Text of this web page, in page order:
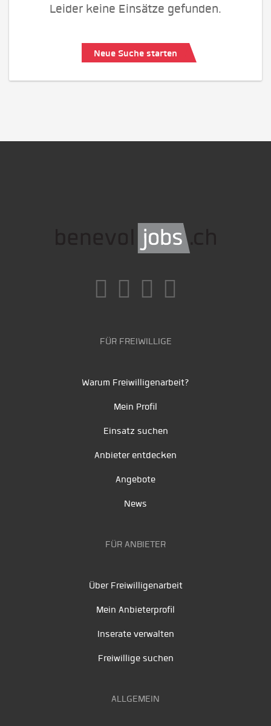
Leider keine Einsätze gefunden.
Neue Suche starten
FÜR FREIWILLIGE
Warum Freiwilligenarbeit?
Mein Profil
Einsatz suchen
Anbieter entdecken
Angebote
News
FÜR ANBIETER
Über Freiwilligenarbeit
Mein Anbieterprofil
Inserate verwalten
Freiwillige suchen
ALLGEMEIN